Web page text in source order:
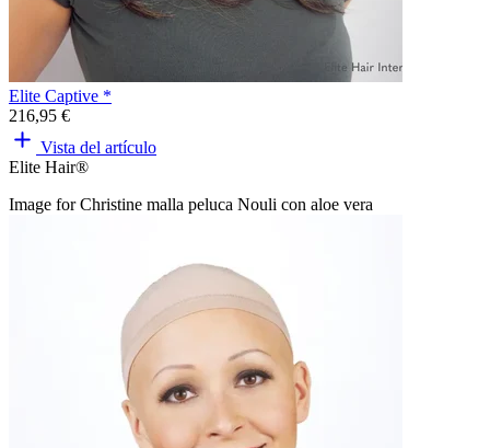
Elite Captive *
216,95 €
Vista del artículo
Elite Hair®
Image for Christine malla peluca Nouli con aloe vera